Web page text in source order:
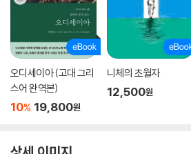
오디세이아 (고대 그리
스어 완역본)
10% 19,800원
니체의 초월자
12,500원